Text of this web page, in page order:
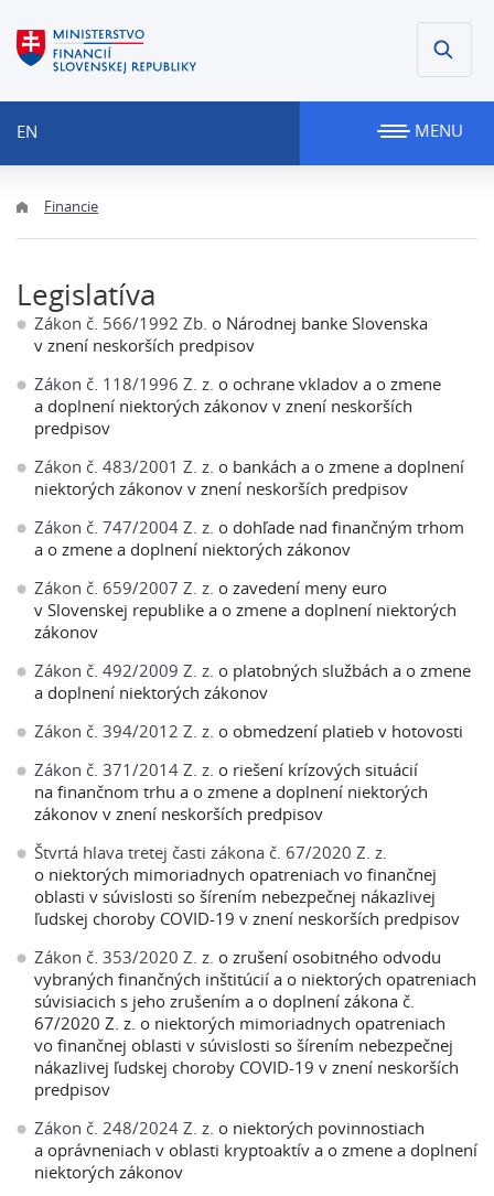
EN MENU
Financie
Legislatíva
Zákon č. 566/1992 Zb. o Národnej banke Slovenska
v znení neskorších predpisov
Zákon č. 118/1996 Z. z. o ochrane vkladov a o zmene
a doplnení niektorých zákonov v znení neskorších
predpisov
Zákon č. 483/2001 Z. z. o bankách a o zmene a doplnení
niektorých zákonov v znení neskorších predpisov
Zákon č. 747/2004 Z. z. o dohľade nad finančným trhom
a o zmene a doplnení niektorých zákonov
Zákon č. 659/2007 Z. z. o zavedení meny euro
v Slovenskej republike a o zmene a doplnení niektorých
zákonov
Zákon č. 492/2009 Z. z. o platobných službách a o zmene
a doplnení niektorých zákonov
Zákon č. 394/2012 Z. z. o obmedzení platieb v hotovosti
Zákon č. 371/2014 Z. z. o riešení krízových situácií
na finančnom trhu a o zmene a doplnení niektorých
zákonov v znení neskorších predpisov
Štvrtá hlava tretej časti zákona č. 67/2020 Z. z.
o niektorých mimoriadnych opatreniach vo finančnej
oblasti v súvislosti so šírením nebezpečnej nákazlivej
ľudskej choroby COVID-19 v znení neskorších predpisov
Zákon č. 353/2020 Z. z. o zrušení osobitného odvodu
vybraných finančných inštitúcií a o niektorých opatreniach
súvisiacich s jeho zrušením a o doplnení zákona č.
67/2020 Z. z. o niektorých mimoriadnych opatreniach
vo finančnej oblasti v súvislosti so šírením nebezpečnej
nákazlivej ľudskej choroby COVID-19 v znení neskorších
predpisov
Zákon č. 248/2024 Z. z. o niektorých povinnostiach
a oprávneniach v oblasti kryptoaktív a o zmene a doplnení
niektorých zákonov